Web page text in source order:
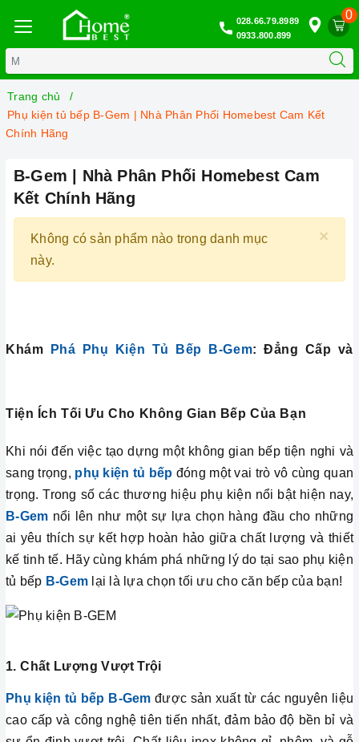
0
028.66.79.8989
0933.800.899
Trang chủ
Phụ kiện tủ bếp B-Gem | Nhà Phân Phối Homebest Cam Kết
Chính Hãng
B-Gem | Nhà Phân Phối Homebest Cam
Kết Chính Hãng
×
Không có sản phẩm nào trong danh mục
này.
Khám Phá Phụ Kiện Tủ Bếp B-Gem: Đẳng Cấp và
Tiện Ích Tối Ưu Cho Không Gian Bếp Của Bạn
Khi nói đến việc tạo dựng một không gian bếp tiện nghi và
sang trọng, phụ kiện tủ bếp đóng một vai trò vô cùng quan
trọng. Trong số các thương hiệu phụ kiện nổi bật hiện nay,
B-Gem nổi lên như một sự lựa chọn hàng đầu cho những
ai yêu thích sự kết hợp hoàn hảo giữa chất lượng và thiết
kế tinh tế. Hãy cùng khám phá những lý do tại sao phụ kiện
tủ bếp B-Gem lại là lựa chọn tối ưu cho căn bếp của bạn!
1. Chất Lượng Vượt Trội
Phụ kiện tủ bếp B-Gem được sản xuất từ các nguyên liệu
cao cấp và công nghệ tiên tiến nhất, đảm bảo độ bền bỉ và